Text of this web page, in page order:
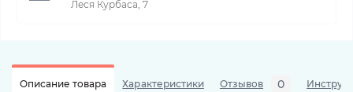
Леся Курбаса, 7
Описание товара Характеристики Отзывов 0